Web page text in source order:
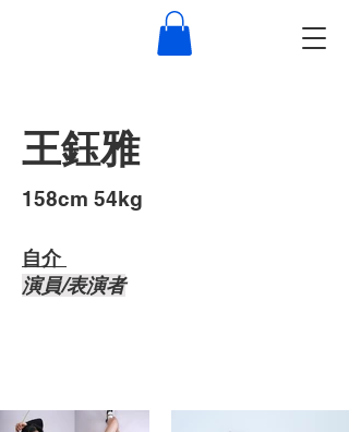
王鈺雅
​158cm 54kg
自介 ​
演員/表演者